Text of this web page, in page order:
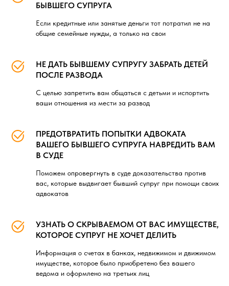
БЫВШЕГО СУПРУГА
Если кредитные или занятые деньги тот потратил не на
общие семейные нужды, а только на свои
НЕ ДАТЬ БЫВШЕМУ СУПРУГУ ЗАБРАТЬ ДЕТЕЙ
ПОСЛЕ РАЗВОДА
С целью запретить вам общаться с детьми и испортить
ваши отношения из мести за развод
ПРЕДОТВРАТИТЬ ПОПЫТКИ АДВОКАТА
ВАШЕГО БЫВШЕГО СУПРУГА НАВРЕДИТЬ ВАМ
В СУДЕ
Поможем опровергнуть в суде доказательства против
вас, которые выдвигает бывший супруг при помощи своих
адвокатов
УЗНАТЬ О СКРЫВАЕМОМ ОТ ВАС ИМУЩЕСТВЕ,
КОТОРОЕ СУПРУГ НЕ ХОЧЕТ ДЕЛИТЬ
Информация о счетах в банках, недвижимом и движимом
имуществе, которое было приобретено без вашего
ведома и оформлено на третьих лиц